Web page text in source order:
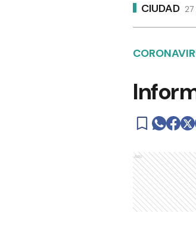
CIUDAD
Ads